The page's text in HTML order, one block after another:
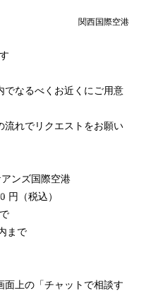
関西国際空港
でなるべくお近くにご用意
流れでリクエストをお願い
ンズ国際空港
（税込）
まで
面上の「チャットで相談す